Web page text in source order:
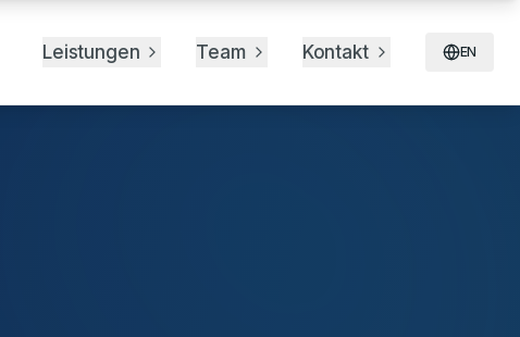
Aesch BL –
Leistungen Team Kontakt EN